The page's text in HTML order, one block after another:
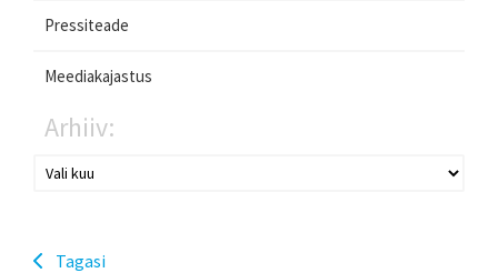
Pressiteade
Meediakajastus
Arhiiv:
Tagasi